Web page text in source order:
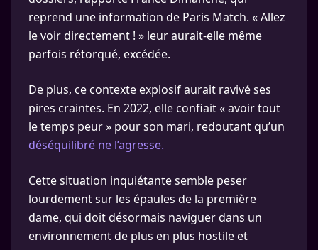
reprend une information de Paris Match. « Allez
le voir directement ! » leur aurait-elle même
parfois rétorqué, excédée.
De plus, ce contexte explosif aurait ravivé ses
pires craintes. En 2022, elle confiait « avoir tout
le temps peur » pour son mari, redoutant qu’un
déséquilibré ne l’agresse.
Cette situation inquiétante semble peser
lourdement sur les épaules de la première
dame, qui doit désormais naviguer dans un
environnement de plus en plus hostile et